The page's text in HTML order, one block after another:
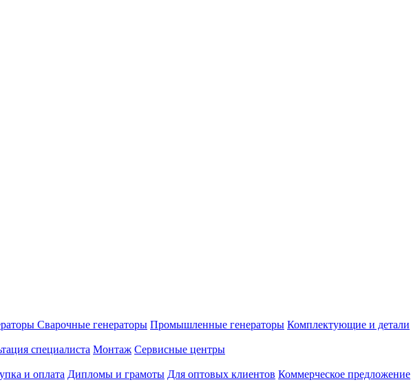
Сварочные генераторы Промышленные генераторы Комплектующие и детали
специалиста Монтаж Сервисные центры
и оплата Дипломы и грамоты Для оптовых клиентов Коммерческое предложение